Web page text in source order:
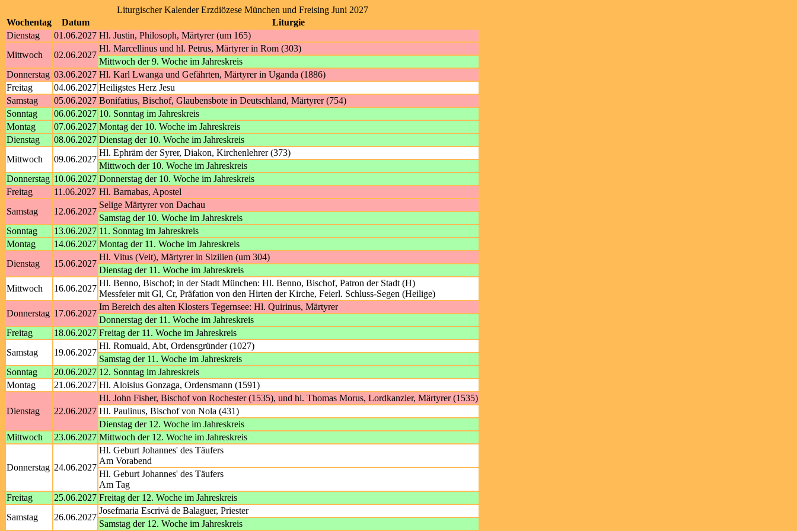
Liturgischer Kalender Erzdiözese München und Freising Juni 2027
Wochentag
Datum
Liturgie
Dienstag
01.06.2027 Hl. Justin, Philosoph, Märtyrer (um 165)
Mittwoch
02.06.2027
Hl. Marcellinus und hl. Petrus, Märtyrer in Rom (303)
Mittwoch der 9. Woche im Jahreskreis
Donnerstag 03.06.2027 Hl. Karl Lwanga und Gefährten, Märtyrer in Uganda (1886)
Freitag
04.06.2027 Heiligstes Herz Jesu
Samstag
05.06.2027 Bonifatius, Bischof, Glaubensbote in Deutschland, Märtyrer (754)
Sonntag
06.06.2027 10. Sonntag im Jahreskreis
Montag
07.06.2027 Montag der 10. Woche im Jahreskreis
Dienstag
08.06.2027 Dienstag der 10. Woche im Jahreskreis
Mittwoch
09.06.2027
Hl. Ephräm der Syrer, Diakon, Kirchenlehrer (373)
Mittwoch der 10. Woche im Jahreskreis
Donnerstag 10.06.2027 Donnerstag der 10. Woche im Jahreskreis
Freitag
11.06.2027 Hl. Barnabas, Apostel
Samstag
12.06.2027
Selige Märtyrer von Dachau
Samstag der 10. Woche im Jahreskreis
Sonntag
13.06.2027 11. Sonntag im Jahreskreis
Montag
14.06.2027 Montag der 11. Woche im Jahreskreis
Dienstag
15.06.2027
Hl. Vitus (Veit), Märtyrer in Sizilien (um 304)
Dienstag der 11. Woche im Jahreskreis
Mittwoch
16.06.2027
Hl. Benno, Bischof; in der Stadt München: Hl. Benno, Bischof, Patron der Stadt (H)
Messfeier mit Gl, Cr, Präfation von den Hirten der Kirche, Feierl. Schluss-Segen (Heilige)
Donnerstag 17.06.2027
Im Bereich des alten Klosters Tegernsee: Hl. Quirinus, Märtyrer
Donnerstag der 11. Woche im Jahreskreis
Freitag
18.06.2027 Freitag der 11. Woche im Jahreskreis
Samstag
19.06.2027
Hl. Romuald, Abt, Ordensgründer (1027)
Samstag der 11. Woche im Jahreskreis
Sonntag
20.06.2027 12. Sonntag im Jahreskreis
Montag
21.06.2027 Hl. Aloisius Gonzaga, Ordensmann (1591)
Dienstag 22.06.2027
Hl. John Fisher, Bischof von Rochester (1535), und hl. Thomas Morus, Lordkanzler, Märtyrer (1535)
Hl. Paulinus, Bischof von Nola (431)
Dienstag der 12. Woche im Jahreskreis
Mittwoch
23.06.2027 Mittwoch der 12. Woche im Jahreskreis
Donnerstag 24.06.2027
Hl. Geburt Johannes' des Täufers
Am Vorabend
Hl. Geburt Johannes' des Täufers
Am Tag
Freitag
25.06.2027 Freitag der 12. Woche im Jahreskreis
Samstag
26.06.2027
Josefmaria Escrivá de Balaguer, Priester
Samstag der 12. Woche im Jahreskreis